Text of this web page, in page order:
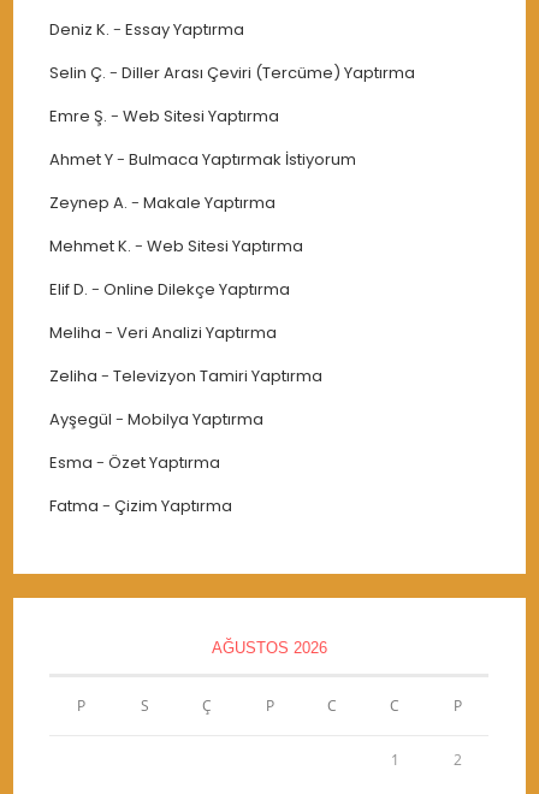
Deniz K. -Essay Yaptırma
Selin Ç. -Diller Arası Çeviri (Tercüme) Yaptırma
Emre Ş. -Web Sitesi Yaptırma
Ahmet Y-Bulmaca Yaptırmak İstiyorum
Zeynep A. -Makale Yaptırma
Mehmet K. -Web Sitesi Yaptırma
Elif D. -Online Dilekçe Yaptırma
Meliha -Veri Analizi Yaptırma
Zeliha -Televizyon Tamiri Yaptırma
Ayşegül -Mobilya Yaptırma
Esma -Özet Yaptırma
Fatma -Çizim Yaptırma
AĞUSTOS 2026
P S Ç P C C P
1 2